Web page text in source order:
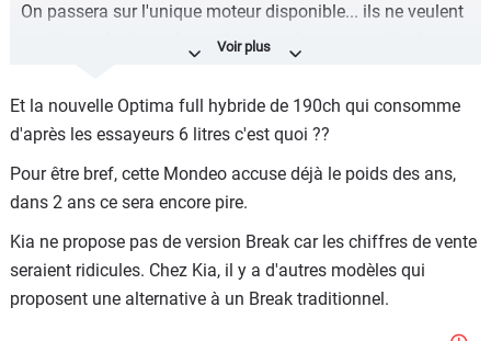
On passera sur l'unique moteur disponible... ils ne veulent
pas la vendre, juste être présent sur le segment, ils n'ont
- 540 litres pour une familiale 5 portes c'est bien même si
ça t'ennuie parce ta Kia à moins, c'est dans la moyenne
haute ne t'en déplaise, hormis toi, tout le monde reconnait
que l'espace à bord et le coffre vaste sont un des points
- équipements de sécurité, bah quand on regarde ta Kia ...,
maintien dans la file et c'est tout ... Super
- boite double embrayage ? pas sur ta Kia encore une fois
Et la nouvelle Optima full hybride de 190ch qui consomme
d'après les essayeurs 6 litres c'est quoi ??
Pour être bref, cette Mondeo accuse déjà le poids des ans,
dans 2 ans ce sera encore pire.
Kia ne propose pas de version Break car les chiffres de vente
seraient ridicules. Chez Kia, il y a d'autres modèles qui
proposent une alternative à un Break traditionnel.